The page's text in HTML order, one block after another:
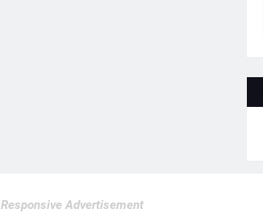
Responsive Advertisement